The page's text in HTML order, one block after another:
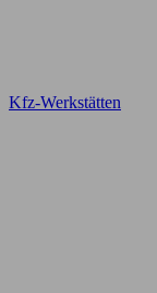
Kfz-Werkstätten